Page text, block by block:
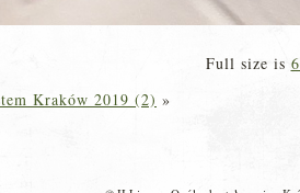
Full size is
Kraków 2019 (2) »